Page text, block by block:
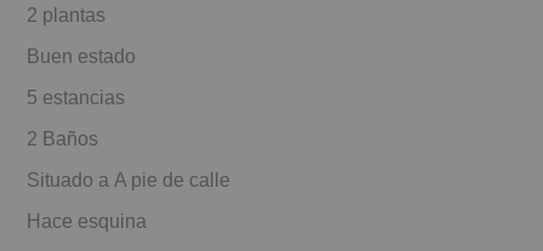
2 plantas
Buen estado
5 estancias
2 Baños
Situado a A pie de calle
Hace esquina